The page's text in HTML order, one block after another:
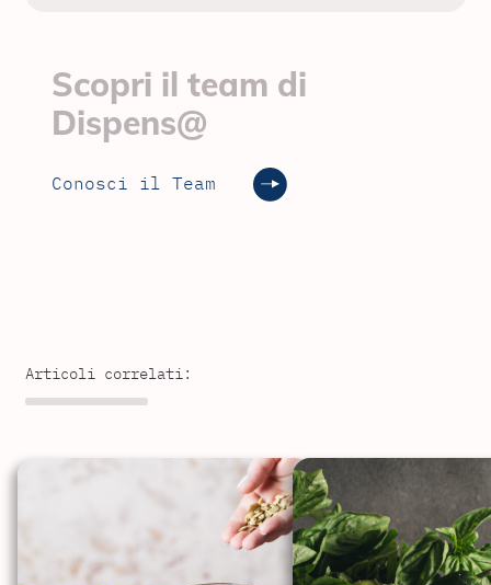
Scopri il team di
Dispens@
Conosci il Team
Articoli correlati: